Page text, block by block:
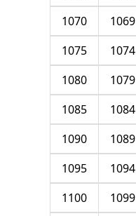
1069
1070
1074
1075
1079
1080
1084
1085
1089
1090
1094
1095
1099
1100